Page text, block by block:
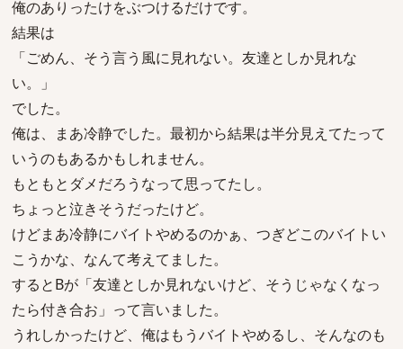
俺のありったけをぶつけるだけです。
結果は
「ごめん、そう言う風に見れない。友達としか見れな
い。」
でした。
俺は、まあ冷静でした。最初から結果は半分見えてたって
いうのもあるかもしれません。
もともとダメだろうなって思ってたし。
ちょっと泣きそうだったけど。
けどまあ冷静にバイトやめるのかぁ、つぎどこのバイトい
こうかな、なんて考えてました。
するとBが「友達としか見れないけど、そうじゃなくなっ
たら付き合お」って言いました。
うれしかったけど、俺はもうバイトやめるし、そんなのも